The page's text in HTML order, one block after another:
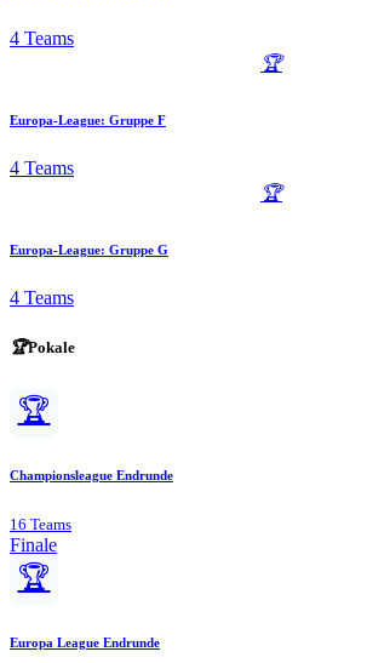
4 Teams
🏆
Europa-League: Gruppe F
4 Teams
🏆
Europa-League: Gruppe G
4 Teams
🏆Pokale
🏆
Championsleague Endrunde
16 Teams
Finale
🏆
Europa League Endrunde